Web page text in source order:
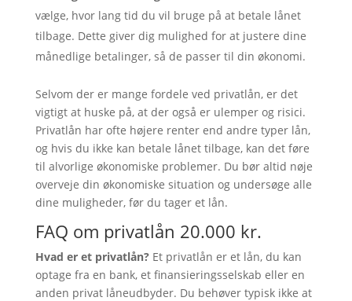
vælge, hvor lang tid du vil bruge på at betale lånet
tilbage. Dette giver dig mulighed for at justere dine
månedlige betalinger, så de passer til din økonomi.
Selvom der er mange fordele ved privatlån, er det
vigtigt at huske på, at der også er ulemper og risici.
Privatlån har ofte højere renter end andre typer lån,
og hvis du ikke kan betale lånet tilbage, kan det føre
til alvorlige økonomiske problemer. Du bør altid nøje
overveje din økonomiske situation og undersøge alle
dine muligheder, før du tager et lån.
FAQ om privatlån 20.000 kr.
Hvad er et privatlån?Et privatlån er et lån, du kan
optage fra en bank, et finansieringsselskab eller en
anden privat låneudbyder. Du behøver typisk ikke at